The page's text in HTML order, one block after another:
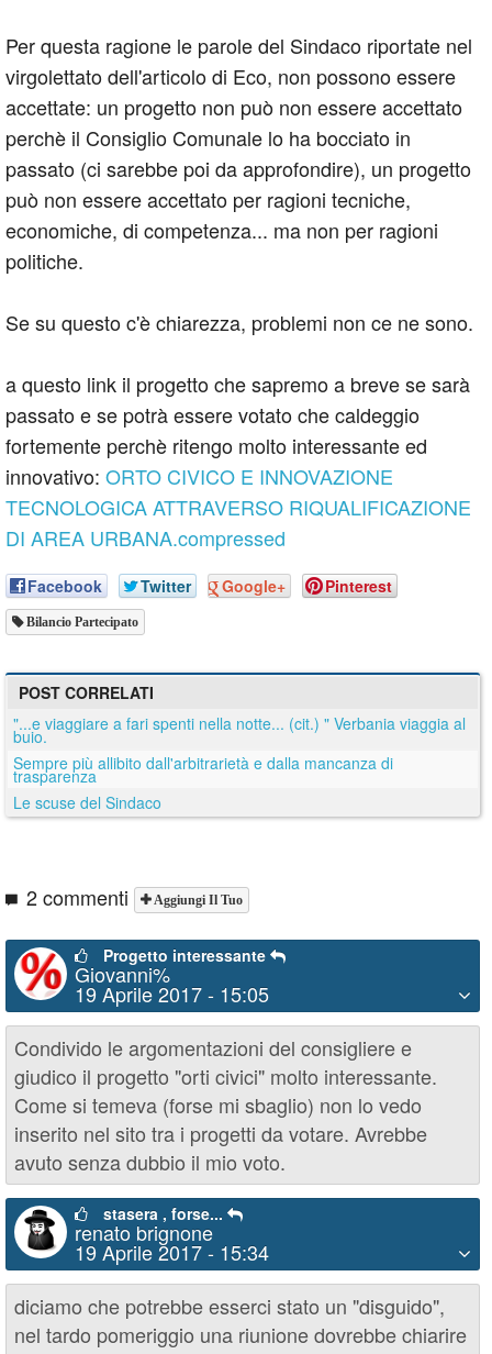
Per questa ragione le parole del Sindaco riportate nel
virgolettato dell'articolo di Eco, non possono essere
accettate: un progetto non può non essere accettato
perchè il Consiglio Comunale lo ha bocciato in
passato (ci sarebbe poi da approfondire), un progetto
può non essere accettato per ragioni tecniche,
economiche, di competenza... ma non per ragioni
politiche.
Se su questo c'è chiarezza, problemi non ce ne sono.
a questo link il progetto che sapremo a breve se sarà
passato e se potrà essere votato che caldeggio
fortemente perchè ritengo molto interessante ed
innovativo: ORTO CIVICO E INNOVAZIONE
TECNOLOGICA ATTRAVERSO RIQUALIFICAZIONE
DI AREA URBANA.compressed
Facebook Twitter Google+ Pinterest
Bilancio Partecipato
POST CORRELATI
"...e viaggiare a fari spenti nella notte... (cit.) " Verbania viaggia al
buio.
Sempre più allibito dall'arbitrarietà e dalla mancanza di
trasparenza
Le scuse del Sindaco
2 commenti Aggiungi Il Tuo
Progetto interessante
Giovanni%
19 Aprile 2017 - 15:05
Condivido le argomentazioni del consigliere e
giudico il progetto "orti civici" molto interessante.
Come si temeva (forse mi sbaglio) non lo vedo
inserito nel sito tra i progetti da votare. Avrebbe
avuto senza dubbio il mio voto.
stasera , forse...
renato brignone
19 Aprile 2017 - 15:34
diciamo che potrebbe esserci stato un "disguido",
nel tardo pomeriggio una riunione dovrebbe chiarire